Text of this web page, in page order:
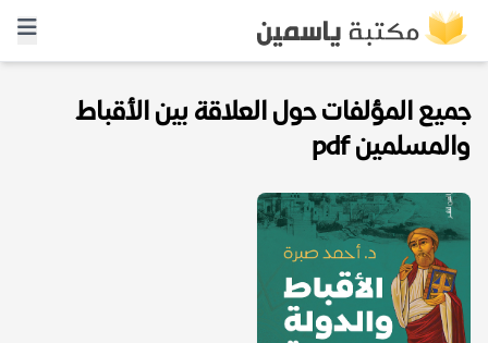
جميع المؤلفات حول العلاقة بين الأقباط
والمسلمين pdf